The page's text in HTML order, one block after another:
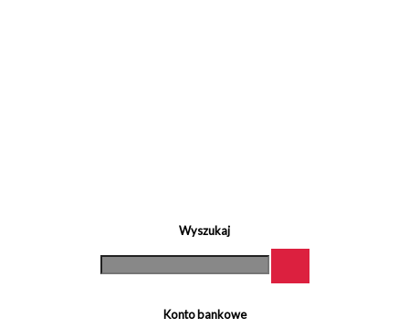
Wyszukaj
Konto bankowe